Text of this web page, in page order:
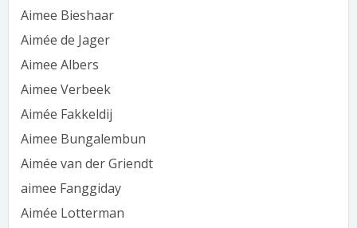
Aimee Bieshaar
Aimée de Jager
Aimee Albers
Aimee Verbeek
Aimée Fakkeldij
Aimee Bungalembun
Aimée van der Griendt
aimee Fanggiday
Aimée Lotterman